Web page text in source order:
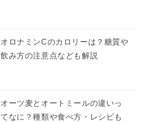
オロナミンCのカロリーは？糖質や
飲み方の注意点なども解説
オーツ麦とオートミールの違いっ
てなに？種類や食べ方・レシピも